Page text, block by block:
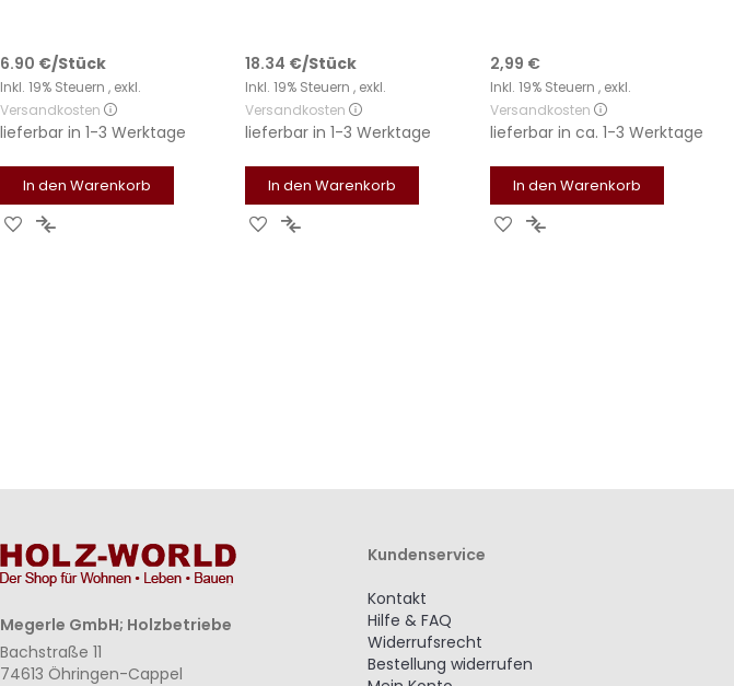
6.90 €/Stück
Inkl. 19% Steuern , exkl.
Versandkosten
lieferbar in 1-3 Werktage
In den Warenkorb
Zur Zur
18.34 €/Stück
Inkl. 19% Steuern , exkl.
Versandkosten
lieferbar in 1-3 Werktage
In den Warenkorb
Zur Zur
2,99 €
Inkl. 19% Steuern , exkl.
Versandkosten
lieferbar in ca. 1-3 Werktage
In den Warenkorb
Zur Zur
Megerle GmbH; Holzbetriebe
Bachstraße 11
74613 Öhringen-Cappel
Kundenservice
Kontakt
Hilfe & FAQ
Widerrufsrecht
Bestellung widerrufen